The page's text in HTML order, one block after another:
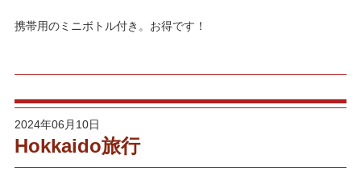
携帯用のミニボトル付き。お得です！
2024年06月10日
Hokkaido旅行